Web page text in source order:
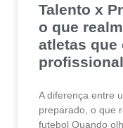
Talento x
o que
atletas que
profissional
A diferença entre
preparado, o que
futebol Quando